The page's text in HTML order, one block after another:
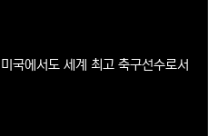
국에서도 세계 최고 축구선수로서